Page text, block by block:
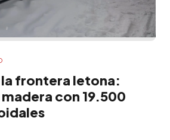
frontera letona:
con 19.500